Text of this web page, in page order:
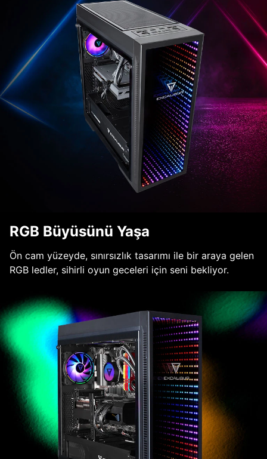
RGB Büyüsünü Yaşa
Ön cam yüzeyde, sınırsızlık tasarımı ile bir araya gelen
RGB ledler, sihirli oyun geceleri için seni bekliyor.